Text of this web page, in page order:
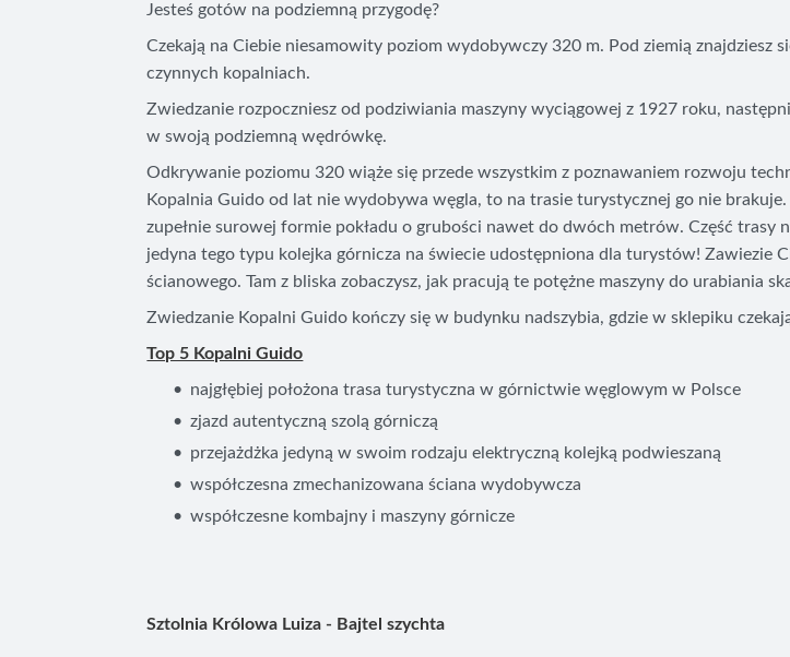
Jesteś gotów na podziemną przygodę?
Czekają na Ciebie niesamowity poziom wydobywczy 320 m. Pod ziemią znajdziesz
czynnych kopalniach.
Zwiedzanie rozpoczniesz od podziwiania maszyny wyciągowej z 1927 roku,
w swoją podziemną wędrówkę.
Odkrywanie poziomu 320 wiąże się przede wszystkim z poznawaniem rozwoju
Kopalnia Guido od lat nie wydobywa węgla, to na trasie turystycznej go nie
zupełnie surowej formie pokładu o grubości nawet do dwóch metrów. Część trasy
jedyna tego typu kolejka górnicza na świecie udostępniona dla turystów!
ścianowego. Tam z bliska zobaczysz, jak pracują te potężne maszyny do urabiania
Zwiedzanie Kopalni Guido kończy się w budynku nadszybia, gdzie w sklepiku
Top 5 Kopalni Guido
najgłębiej położona trasa turystyczna w górnictwie węglowym w Polsce
zjazd autentyczną szolą górniczą
przejażdżka jedyną w swoim rodzaju elektryczną kolejką podwieszaną
współczesna zmechanizowana ściana wydobywcza
współczesne kombajny i maszyny górnicze
Sztolnia Królowa Luiza - Bajtel szychta